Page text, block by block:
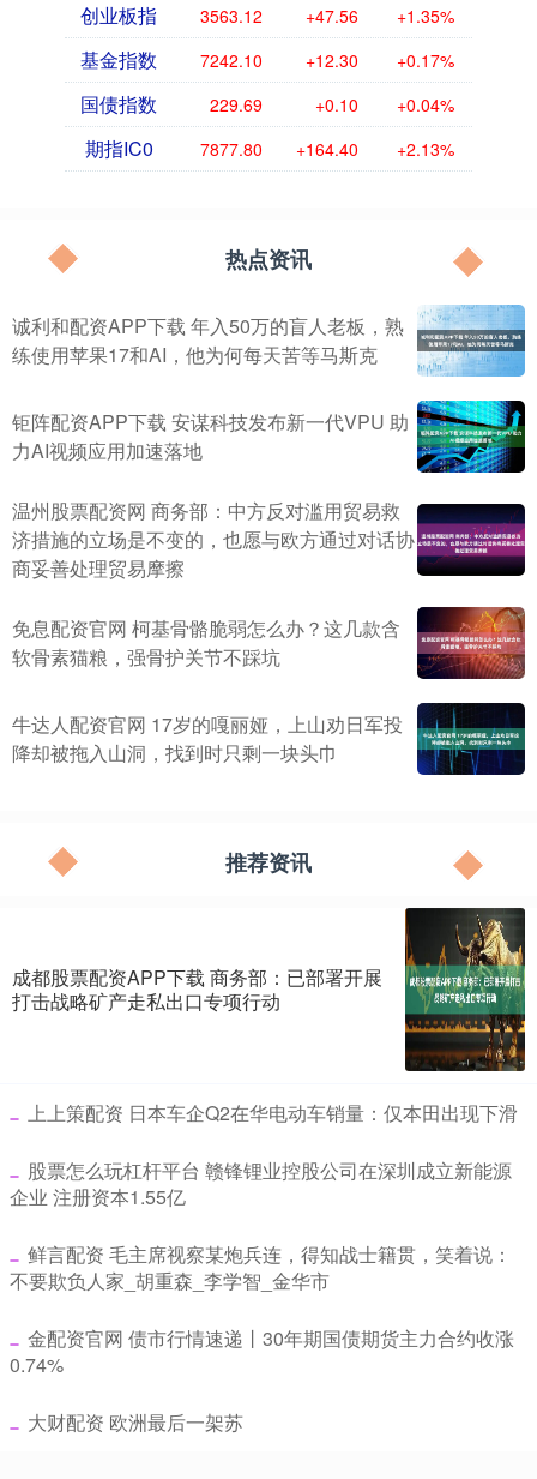
创业板指 3563.12 +47.56 +1.35%
基金指数 7242.10 +12.30 +0.17%
国债指数 229.69 +0.10 +0.04%
期指IC0 7877.80 +164.40 +2.13%
热点资讯
诚利和配资APP下载 年入50万的盲人老板，熟
练使用苹果17和AI，他为何每天苦等马斯克
钜阵配资APP下载 安谋科技发布新一代VPU 助
力AI视频应用加速落地
温州股票配资网 商务部：中方反对滥用贸易救
济措施的立场是不变的，也愿与欧方通过对话协
商妥善处理贸易摩擦
免息配资官网 柯基骨骼脆弱怎么办？这几款含
软骨素猫粮，强骨护关节不踩坑
牛达人配资官网 17岁的嘎丽娅，上山劝日军投
降却被拖入山洞，找到时只剩一块头巾
推荐资讯
成都股票配资APP下载 商务部：已部署开展
打击战略矿产走私出口专项行动
​上上策配资 日本车企Q2在华电动车销量：仅本田出现下滑
​股票怎么玩杠杆平台 赣锋锂业控股公司在深圳成立新能源
企业 注册资本1.55亿
​鲜言配资 毛主席视察某炮兵连，得知战士籍贯，笑着说：
不要欺负人家_胡重森_李学智_金华市
​金配资官网 债市行情速递丨30年期国债期货主力合约收涨
0.74%
​大财配资 欧洲最后一架苏